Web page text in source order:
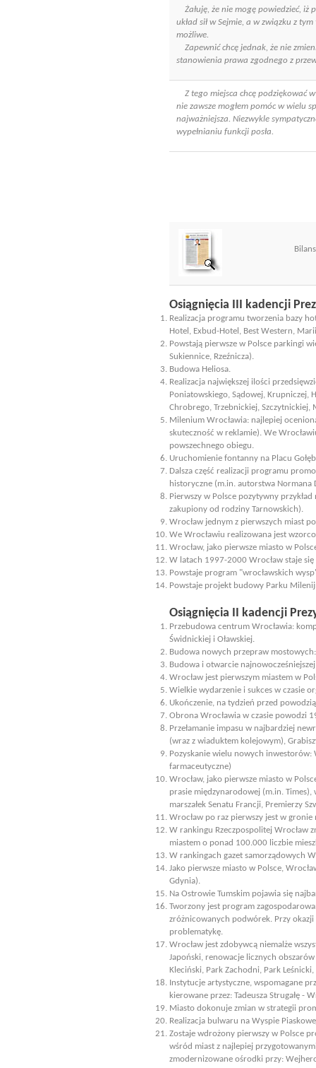
Żałuję, że nie mogę powiedzieć, iż
układ sił w Sejmie, a w związku z
możliwe.
Zapewnić chcę jednak, że nie
stanowienia prawa zgodnego z
Z tego miejsca chcę podziękować
nie zawsze mogłem pomóc w wielu
najważniejsza. Niezwykle
wypełnianiu funkcji posła.
Osiągnięcia III kadencji
Realizacja programu tworzenia bazy
Hotel, Exbud-Hotel, Best Western,
Powstają pierwsze w Polsce parkingi
Sukiennice, Rzeźnicza).
Budowa Heliosa.
Realizacja największej ilości
Poniatowskiego, Sądowej, Krupniczej,
Chrobrego, Trzebnickiej,
Milenium Wrocławia: najlepiej
skuteczność w reklamie). We
powszechnego obiegu.
Uruchomienie fontanny na Placu
Dalsza część realizacji programu
historyczne (m.in. autorstwa Normana
Pierwszy w Polsce pozytywny
zakupiony od rodziny Tarnowskich).
Wrocław jednym z pierwszych miast
We Wrocławiu realizowana jest
Wrocław, jako pierwsze miasto w
W latach 1997-2000 Wrocław staje
Powstaje program "wrocławskich
Powstaje projekt budowy Parku
Osiągnięcia II kadencji
Przebudowa centrum Wrocławia:
Świdnickiej i Oławskiej.
Budowa nowych przepraw
Budowa i otwarcie
Wrocław jest pierwszym miastem w
Wielkie wydarzenie i sukces w czasie
Ukończenie, na tydzień przed
Obrona Wrocławia w czasie powodzi
Przełamanie impasu w najbardziej
(wraz z wiaduktem kolejowym),
Pozyskanie wielu nowych inwestorów:
farmaceutyczne)
Wrocław, jako pierwsze miasto w
prasie międzynarodowej (m.in.
marszałek Senatu Francji, Premierzy
Wrocław po raz pierwszy jest w
W rankingu Rzeczpospolitej Wrocław
miastem o ponad 100.000 liczbie
W rankingach gazet samorządowych
Jako pierwsze miasto w Polsce,
Gdynia).
Na Ostrowie Tumskim pojawia się
Tworzony jest program
zróżnicowanych podwórek. Przy
problematykę.
Wrocław jest zdobywcą niemalże
Japoński, renowacje licznych
Kleciński, Park Zachodni, Park
Instytucje artystyczne, wspomagane
kierowane przez: Tadeusza Strugałę -
Miasto dokonuje zmian w strategii
Realizacja bulwaru na Wyspie
Zostaje wdrożony pierwszy w Polsce
wśród miast z najlepiej
zmodernizowane ośrodki przy: